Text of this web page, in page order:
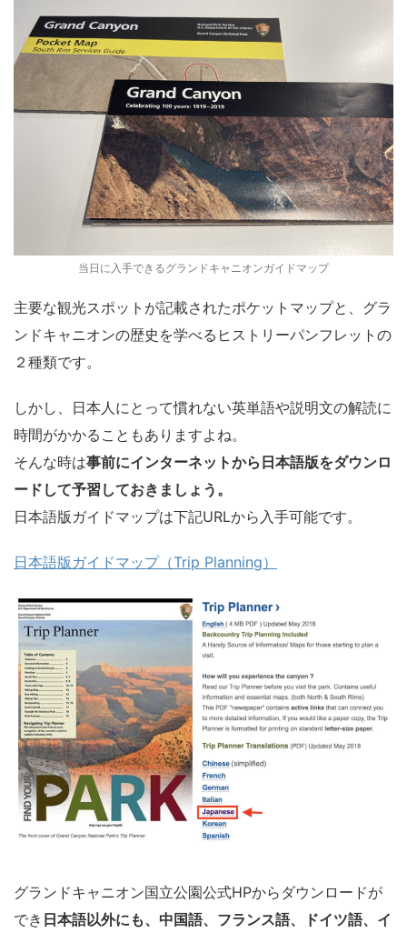
当日に入手できるグランドキャニオンガイドマップ
主要な観光スポットが記載されたポケットマップと、グラ
ンドキャニオンの歴史を学べるヒストリーパンフレットの
２種類です。
しかし、日本人にとって慣れない英単語や説明文の解読に
時間がかかることもありますよね。
そんな時は事前にインターネットから日本語版をダウンロ
ードして予習しておきましょう。
日本語版ガイドマップは下記URLから入手可能です。
日本語版ガイドマップ（Trip Planning）
グランドキャニオン国立公園公式HPからダウンロードが
でき 日本語以外にも、中国語、フランス語、ドイツ語、イ